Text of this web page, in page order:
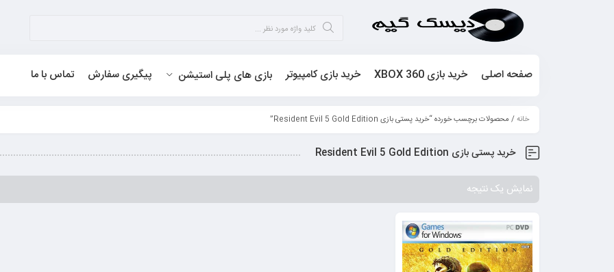
صفحه اصلی خرید بازی XBOX 360 خرید بازی کامپیوتر بازی های پلی استیشن پیگیری سفارش تماس با ما
خانه/ محصولات برچسب خورده “خرید پستی بازی Resident Evil 5 Gold Edition”
خرید پستی بازی Resident Evil 5 Gold Edition
نمایش یک نتیجه